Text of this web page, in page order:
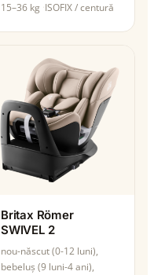
15–36 kg ISOFIX / centură
Britax Römer
SWIVEL 2
nou-născut (0-12 luni),
bebeluș (9 luni-4 ani),